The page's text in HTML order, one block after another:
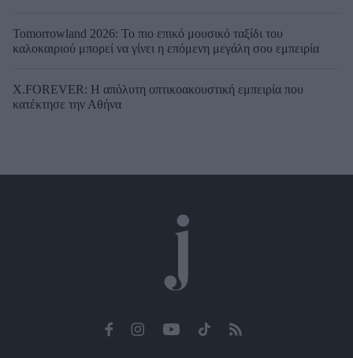
Tomorrowland 2026: Το πιο επικό μουσικό ταξίδι του
καλοκαιριού μπορεί να γίνει η επόμενη μεγάλη σου εμπειρία
X.FOREVER: Η απόλυτη οπτικοακουστική εμπειρία που
κατέκτησε την Αθήνα